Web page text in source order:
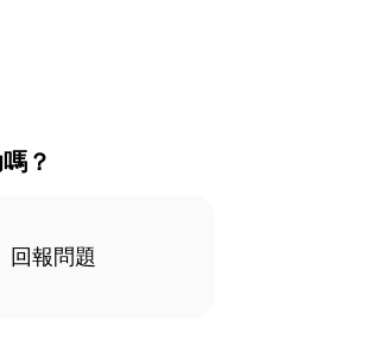
？
回報問題